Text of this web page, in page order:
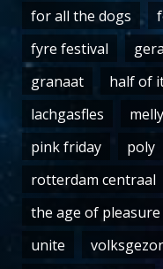
for all the dogs
fyre festival
granaat
half of
lachgasfles
melly
pink friday
poly
rotterdam centraal
the age of pleasure
unite